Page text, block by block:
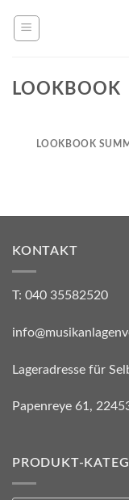
LOOKBOOK
LOOKBOOK
KONTAKT
T: 040 35582520
Lageradresse für
Papenreye 61,
PRODUKT-